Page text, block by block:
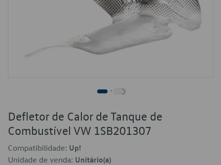
Defletor de Calor de Tanque de
Combustível VW 1SB201307
Compatibilidade: Up!
Unidade de venda: Unitário(a)